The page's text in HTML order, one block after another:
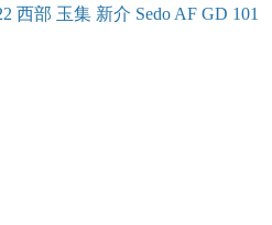
西部 玉集 新介 Sedo AF GD 101